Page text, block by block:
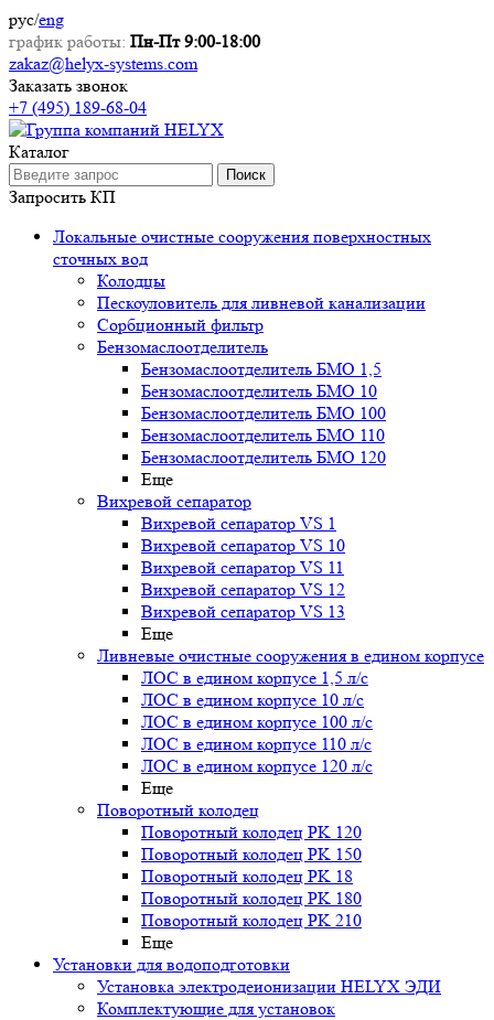
рус/eng
график работы: Пн-Пт 9:00-18:00
zakaz@helyx-systems.com
Заказать звонок
+7 (495) 189-68-04
Каталог
Поиск
Запросить КП
Локальные очистные сооружения поверхностных
сточных вод
Колодцы
Пескоуловитель для ливневой канализации
Сорбционный фильтр
Бензомаслоотделитель
Бензомаслоотделитель БМО 1,5
Бензомаслоотделитель БМО 10
Бензомаслоотделитель БМО 100
Бензомаслоотделитель БМО 110
Бензомаслоотделитель БМО 120
Еще
Вихревой сепаратор
Вихревой сепаратор VS 1
Вихревой сепаратор VS 10
Вихревой сепаратор VS 11
Вихревой сепаратор VS 12
Вихревой сепаратор VS 13
Еще
Ливневые очистные сооружения в едином корпусе
ЛОС в едином корпусе 1,5 л/с
ЛОС в едином корпусе 10 л/с
ЛОС в едином корпусе 100 л/с
ЛОС в едином корпусе 110 л/с
ЛОС в едином корпусе 120 л/с
Еще
Поворотный колодец
Поворотный колодец PK 120
Поворотный колодец PK 150
Поворотный колодец PK 18
Поворотный колодец PK 180
Поворотный колодец PK 210
Еще
Установки для водоподготовки
Установка электродеионизации HELYX ЭДИ
Комплектующие для установок